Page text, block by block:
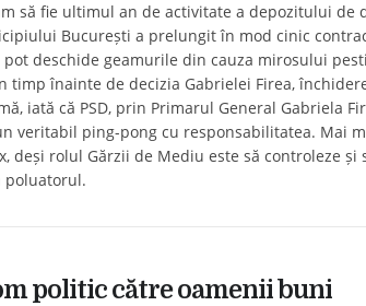
să fie ultimul an de activitate a depozitului de
București a prelungit în mod cinic
deschide geamurile din cauza mirosului
timp înainte de decizia Gabrielei Firea,
iată că PSD, prin Primarul General Gabriela
veritabil ping-pong cu responsabilitatea. Mai
deși rolul Gărzii de Mediu este să controleze și
poluatorul.
politic către oamenii buni